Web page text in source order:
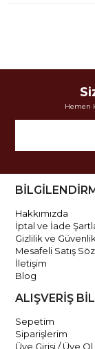
Hemen
Hakkımızda
İptal ve İade
Gizlilik ve Güvenlik
Mesafeli Satış
İletişim
Blog
ALIŞVERİŞ
Sepetim
Siparişlerim
Üye Girişi / Üye Ol